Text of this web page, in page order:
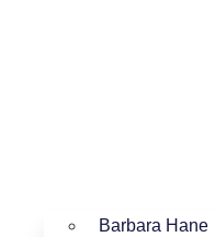
Barbara Hane